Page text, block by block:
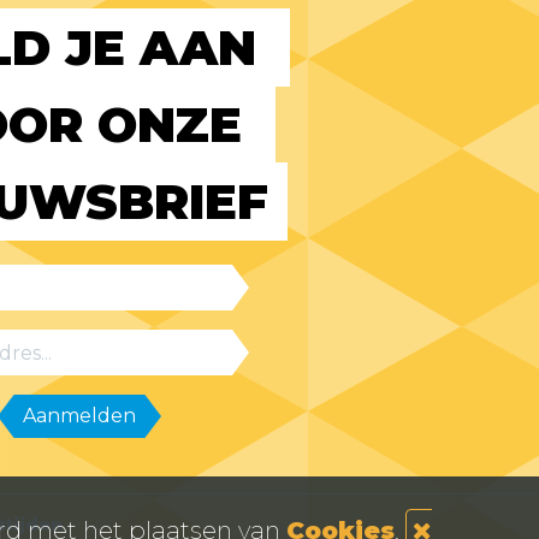
JE AAN
ONZE
met het plaatsen van Cookies.